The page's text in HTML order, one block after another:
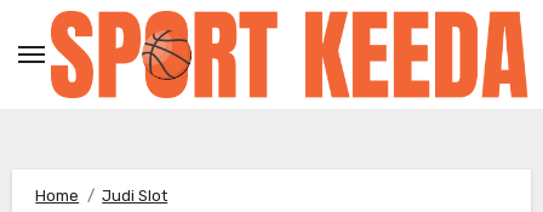
content
Home
Judi Slot